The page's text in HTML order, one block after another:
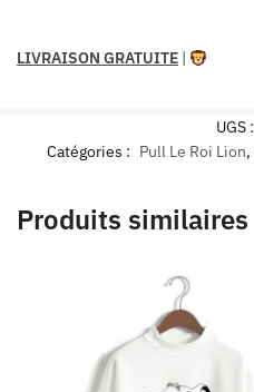
LIVRAISON GRATUITE
UGS :
Catégories : Pull Le Roi Lion,
Produits similaires